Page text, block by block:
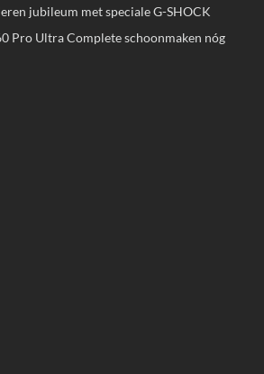
jubileum met speciale G-SHOCK
Pro Ultra Complete schoonmaken nóg